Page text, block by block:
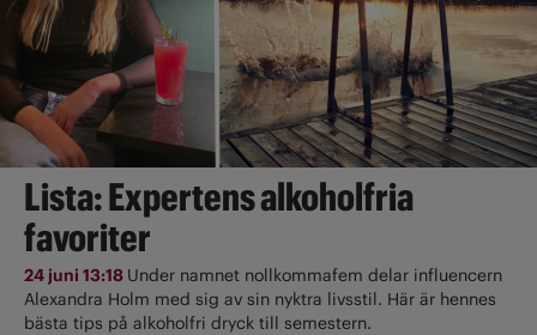
Lista: Expertens alkoholfria
favoriter
24 juni 13:18 Under namnet nollkommafem delar influencern
Alexandra Holm med sig av sin nyktra livsstil. Här är hennes
bästa tips på alkoholfri dryck till semestern.